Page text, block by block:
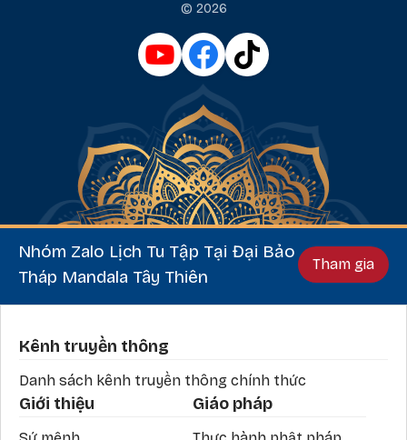
© 2026
Nhóm Zalo Lịch Tu Tập Tại Đại Bảo
Tháp Mandala Tây Thiên
Tham gia
Phần chân
Kênh truyền thông
Danh sách kênh truyền thông chính thức
Giới thiệu Giáo pháp